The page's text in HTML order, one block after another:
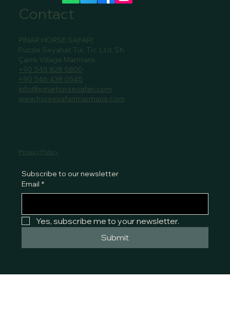
Contact
PINAR HORSE SAFARI
Puzzle Seyahat Tur. Tic. Ltd. Sti
Çamlı Village Marmaris
+90 545 828 5800
+90 546 438 0545
info@pinarhorsesafari.com
www.horsesafarimarmaris.com
Privacy Policy
Subscribe to our newsletter
Email *
Yes, subscribe me to your newsletter.
Submit